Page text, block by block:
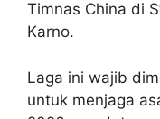
Timnas China di
Karno.
Laga ini wajib
untuk menjaga